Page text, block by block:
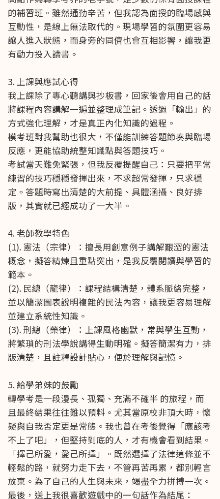
的補習班。雖然通勤辛苦，但我認為面授的臨場感與
互動性，是線上無法取代的。現場學習的氛圍更容易
讓人進入狀態，而身旁的同儕也會互相影響，讓我更
有動力投入讀書。
3. 上課與應試心得
我上課除了專心聽講與抄板書，回家後會用自己的話
將課程內容講解一遍並整理成筆記。透過「輸出」的
方式強化理解，才是真正內化知識的過程。
模考班對我幫助也很大，不僅能訓練答題節奏與臨場
反應，更能協助統整知識點與答題技巧。
考試當天難免緊張，但我反覆提醒自己：只要把平常
練習的技巧穩穩發揮出來，不求超常發揮，只求穩
定。答題時寫出清楚的大前提、具體涵攝、良好排
版，其實就已經成功了一大半。
4. 老師教學特色
(1). 憲法（宗律）：擅長用創意例子講解艱澀的憲法
概念，擬答精煉且重點突出，是我反覆閱讀與學習的
範本。
(2). 民總（龍律）：課程結構清楚，體系脈絡完整，
並以簡潔圖表說明複雜的民法內容，讓我更容易理解
並建立系統性知識。
(3). 刑總（榮律）：上課風格幽默，常與學生互動，
將繁瑣的刑法學說講得生動明確。擬答簡潔有力，排
版清楚，且註釋設計貼心，便於理解與記憶。
5. 給學弟妹的鼓勵
轉學考是一段漫長、孤獨、充滿不確半 的旅程，而
且最終結果往往難以預料。尤其當原校非頂大時，懷
疑與自我否定更是常態。我也曾在考後覺得「應該考
不上了吧」，但堅持到底的人，才有機會看到結果。
「擇己所愛，愛己所擇」。既然選擇了法律這條並不
輕鬆的路，就努力走下去，不管再苦再累，都別輕言
放棄。為了自己的人生與未來，竭盡全力拼搏一次。
最後，送上我很喜歡遊戲中的一句話作為結尾：